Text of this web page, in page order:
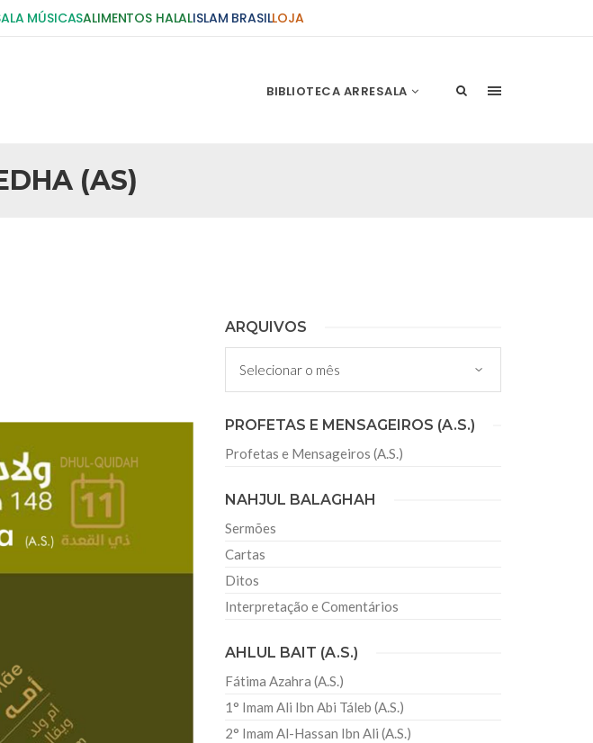
MÚSICASALIMENTOS HALALISLAM BRASILLOJA
BIBLIOTECA ARRESALA
(AS)
25 DE SETEMBRO DE 2010
Necessárias Considerações Sobre o Conflito
Ano Novo Islâmico e Início de Muharam
Hejrita. Desejamos a todos os irmãos e irmãs um novo
Centro Islâmico no Brasil recebe o ex-ministro das
Relações Exteriores da República Islâmica do Irã
Na noite da quinta-feira, 03 de Abril, o Centro Islâmico no Brasil recebeu em sua
sede, em São Paulo, o ex-ministro das Relações Exteriores da República Islâmica
do Irã, Sr. Kamal Kharrazi, que encontra-se visitando
ARQUIVOS
Arquivos
PROFETAS E MENSAGEIROS (A.S.)
Profetas e Mensageiros (A.S.)
NAHJUL BALAGHAH
Sermões
Cartas
Ditos
Interpretação e Comentários
AHLUL BAIT (A.S.)
Fátima Azahra (A.S.)
1° Imam Ali Ibn Abi Táleb (A.S.)
2° Imam Al-Hassan Ibn Ali (A.S.)